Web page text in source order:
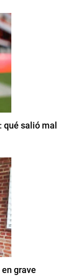
qué salió mal
grave